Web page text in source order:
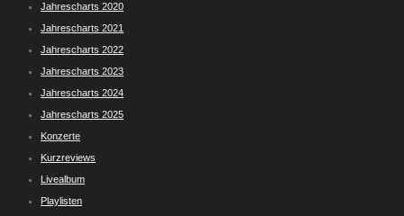
Jahrescharts 2020
Jahrescharts 2021
Jahrescharts 2022
Jahrescharts 2023
Jahrescharts 2024
Jahrescharts 2025
Konzerte
Kurzreviews
Livealbum
Playlisten